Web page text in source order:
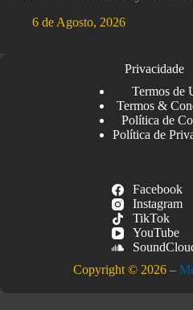
6 de Agosto, 2026
Privacidade
Termos de
Termos &
Política de
Política de
Facebook
Instagram
TikTok
YouTube
Copyright © 2026 –